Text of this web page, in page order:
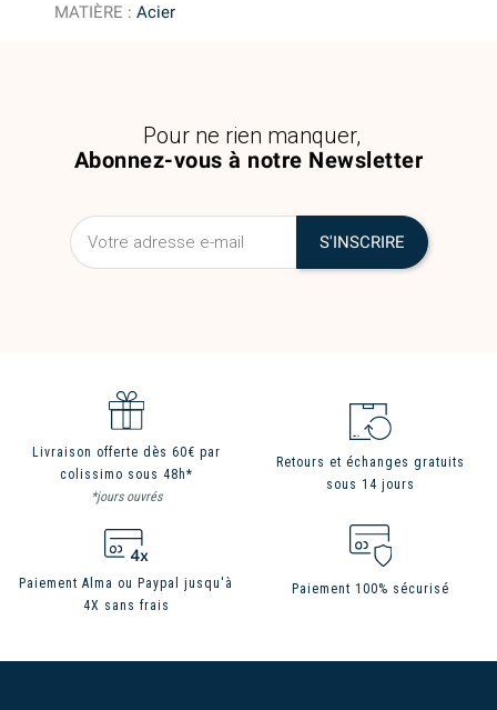
MATIÈRE :Acier
Abonnez-vous à notre Newsletter
Pour ne rien manquer,
Livraison offerte dès 60€ par
colissimo sous 48h*
*jours ouvrés
Retours et échanges gratuits
sous 14 jours
Paiement Alma ou Paypal jusqu'à
4X sans frais
Paiement 100% sécurisé